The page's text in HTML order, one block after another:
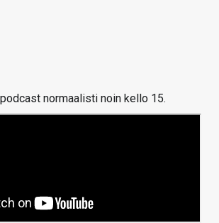
normaalisti noin kello 15.